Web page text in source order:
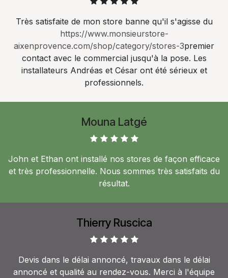
Très satisfaite de mon store banne qu'il s'agisse du
https://www.monsieurstore-
aixenprovence.com/shop/category/stores-3premier
contact avec le commercial jusqu'à la pose. Les
installateurs Andréas et César ont été sérieux et
professionnels.
Mouna Latgé
John et Ethan ont installé nos stores de façon efficace
et très professionnelle. Nous sommes très satisfaits du
résultat.
Thierry Ruscica
Devis dans le délai annoncé, travaux dans le délai
annoncé et qualité au rendez-vous. Merci à l'équipe